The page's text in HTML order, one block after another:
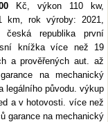
Kč, výkon 110 kw,
km, rok výroby: 2021,
česká republika první
knížka více než 19
a prověřených aut. až
na mechanický
legálního původu. výkup
a v hotovosti. více než
garance na mechanický